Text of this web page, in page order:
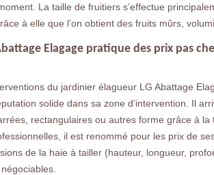
La taille de fruitiers s’effectue
à elle que l’on obtient des fruits mûrs,
Elagage pratique des prix pas
du jardinier élagueur LG Abattage
solide dans sa zone d’intervention. Il
rectangulaires ou autres forme grâce à
il est renommé pour les prix de
de la haie à tailler (hauteur, longueur,